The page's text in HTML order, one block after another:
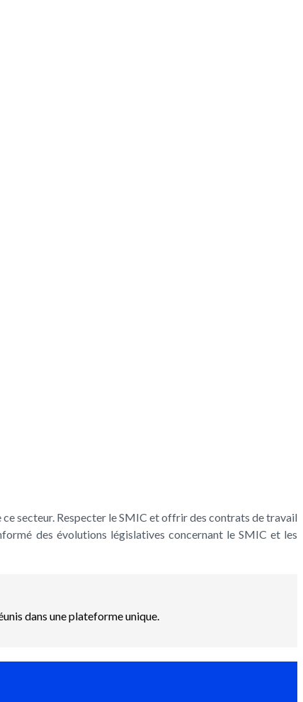
secteur. Respecter le SMIC et offrir des contrats de travail
des évolutions législatives concernant le SMIC et les
dans une plateforme unique.